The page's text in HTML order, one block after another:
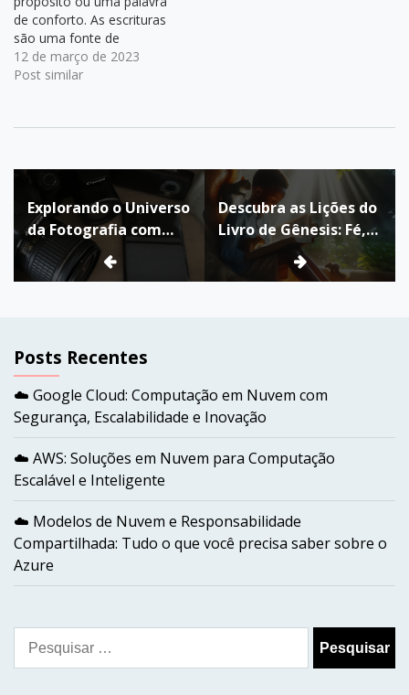
de conforto. As escrituras
são uma fonte de
sabedoria para a nossa
vida diária. Aqui estão
Bíblia é a melhor forma de
certas; Utilizar alguns
termos já…
12 de março de 2023
Post similar
Navegação
de
Post
Explorando o Universo
da Fotografia com
Minha Nova Câmera
DSLR
Descubra as Lições do
Livro de Gênesis: Fé,
Criação e
Perseverança
Posts Recentes
☁️ Google Cloud: Computação em Nuvem com
Segurança, Escalabilidade e Inovação
☁️ AWS: Soluções em Nuvem para Computação
Escalável e Inteligente
☁️ Modelos de Nuvem e Responsabilidade
Compartilhada: Tudo o que você precisa saber sobre o
Azure
Pesquisar
por: